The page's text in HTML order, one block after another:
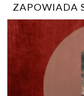
ZAPOWIADA